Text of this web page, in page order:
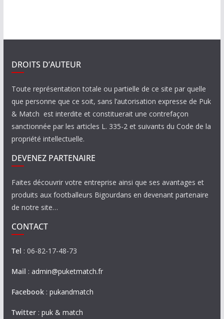
DROITS D’AUTEUR
Toute représentation totale ou partielle de ce site par quelle
que personne que ce soit, sans l’autorisation expresse de Puk
& Match est interdite et constituerait une contrefaçon
sanctionnée par les articles L. 335-2 et suivants du Code de la
propriété intellectuelle.
DEVENEZ PARTENAIRE
Faites découvrir votre entreprise ainsi que ses avantages et
produits aux footballeurs Bigourdans en devenant partenaire
de notre site…
CONTACT
Tel : 06-82-17-48-73
Mail : admin@puketmatch.fr
Facebook: pukandmatch
Twitter: puk & match